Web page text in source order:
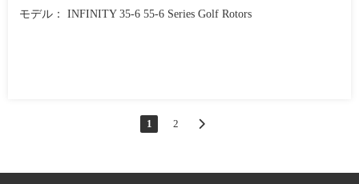
モデル： INFINITY 35-6 55-6 Series Golf Rotors
1 2